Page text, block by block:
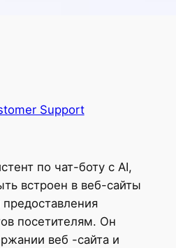
Support
по чат-боту с AI,
встроен в веб-сайты
посетителям. Он
веб -сайта и